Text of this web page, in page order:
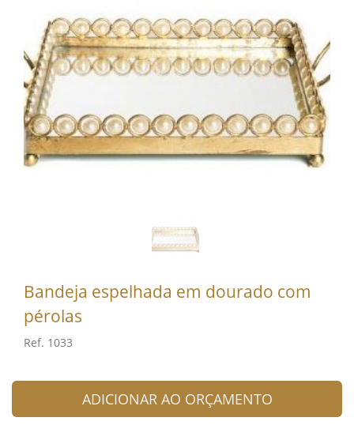
Bandeja espelhada em dourado com
pérolas
Ref. 1033
ADICIONAR AO ORÇAMENTO